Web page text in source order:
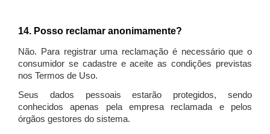
14. Posso reclamar anonimamente?
Não. Para registrar uma reclamação é necessário que o
consumidor se cadastre e aceite as condições previstas
nos Termos de Uso.
Seus dados pessoais estarão protegidos, sendo
conhecidos apenas pela empresa reclamada e pelos
órgãos gestores do sistema.